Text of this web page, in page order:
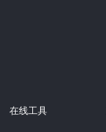
在线工具